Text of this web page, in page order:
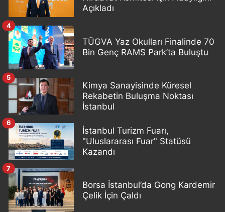
Açıkladı
TÜGVA Yaz Okulları Finalinde 70
Bin Genç RAMS Park’ta Buluştu
4
Kimya Sanayisinde Küresel
Rekabetin Buluşma Noktası
İstanbul
5
İstanbul Turizm Fuarı,
"Uluslararası Fuar" Statüsü
Kazandı
6
Borsa İstanbul’da Gong Kardemir
Çelik İçin Çaldı
7